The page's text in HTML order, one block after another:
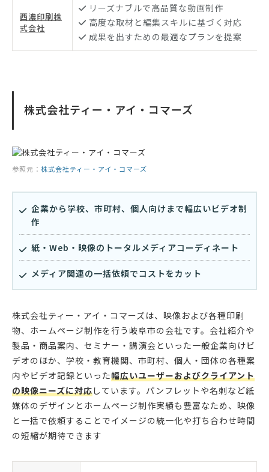
西濃印刷株
式会社
リーズナブルで高品質な動画制作
高度な取材と編集スキルに基づく対応
成果を出すための最適なプランを提案
株式会社ティー・アイ・コマーズ
参照元： 株式会社ティー・アイ・コマーズ
企業から学校、市町村、個人向けまで幅広いビデオ制
作
紙・Web・映像のトータルメディアコーディネート
メディア関連の一括依頼でコストをカット
株式会社ティー・アイ・コマーズは、映像および各種印刷
物、ホームページ制作を行う岐阜市の会社です。会社紹介や
製品・商品案内、セミナー・講演会といった一般企業向けビ
デオのほか、学校・教育機関、市町村、個人・団体の各種案
内やビデオ記録といった幅広いユーザーおよびクライアント
の映像ニーズに対応しています。パンフレットや名刺など紙
媒体のデザインとホームページ制作実績も豊富なため、映像
と一括で依頼することでイメージの統一化や打ち合わせ時間
の短縮が期待できます